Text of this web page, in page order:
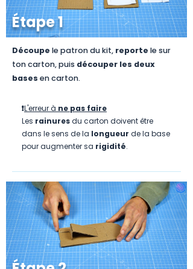
Étape 1
Découpe le patron du kit, reporte le sur
ton carton, puis découper les deux
bases en carton.
❗L'erreur à ne pas faire
Les rainuresdu carton doivent être
dans le sens de la longueur de la base
pour augmenter sa rigidité.